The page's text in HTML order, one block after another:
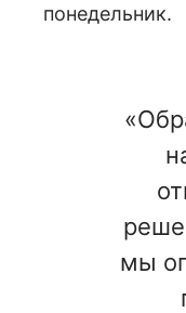
понедельник.
мы